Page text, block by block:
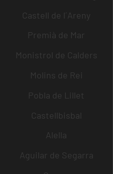
Castell de l´Areny
Premià de Mar
Monistrol de Calders
Molins de Rei
Pobla de Lillet
Castellbisbal
Alella
Aguilar de Segarra